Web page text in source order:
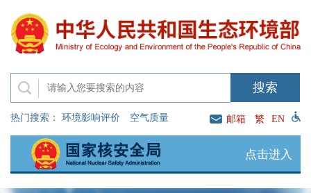
热门搜索： 环境影响评价 空气质量 邮箱 繁 EN
点击进入